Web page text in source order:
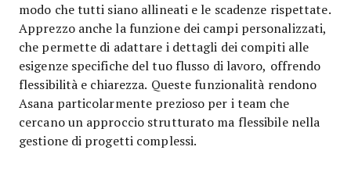
modo che tutti siano allineati e le scadenze rispettate.
Apprezzo anche la funzione dei campi personalizzati,
che permette di adattare i dettagli dei compiti alle
esigenze specifiche del tuo flusso di lavoro, offrendo
flessibilità e chiarezza. Queste funzionalità rendono
Asana particolarmente prezioso per i team che
cercano un approccio strutturato ma flessibile nella
gestione di progetti complessi.